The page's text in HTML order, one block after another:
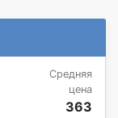
Средняя
цена
363